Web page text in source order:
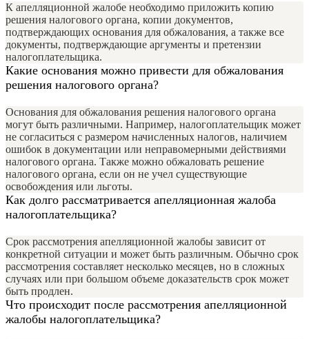
К апелляционной жалобе необходимо приложить копию
решения налогового органа, копии документов,
подтверждающих основания для обжалования, а также все
документы, подтверждающие аргументы и претензии
налогоплательщика.
Какие основания можно привести для обжалования
решения налогового органа?
Основания для обжалования решения налогового органа
могут быть различными. Например, налогоплательщик может
не согласиться с размером начисленных налогов, наличием
ошибок в документации или неправомерными действиями
налогового органа. Также можно обжаловать решение
налогового органа, если он не учел существующие
освобождения или льготы.
Как долго рассматривается апелляционная жалоба
налогоплательщика?
Срок рассмотрения апелляционной жалобы зависит от
конкретной ситуации и может быть различным. Обычно срок
рассмотрения составляет несколько месяцев, но в сложных
случаях или при большом объеме доказательств срок может
быть продлен.
Что происходит после рассмотрения апелляционной
жалобы налогоплательщика?